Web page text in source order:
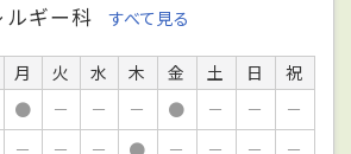
ルギー科 すべて見る
月 火 水 木 金 土 日
祝
● － － － ● － －
－
－ － － ● － － －
－